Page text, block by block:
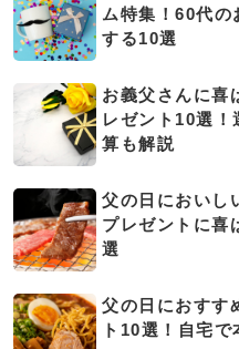
ム特集！60代の
する10選
お義父さんに喜
レゼント10選！
算も解説
父の日においし
プレゼントに喜
選
父の日におすす
ト10選！自宅